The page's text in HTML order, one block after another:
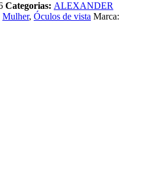
Categorias: ALEXANDER
Mulher, Óculos de vista Marca: